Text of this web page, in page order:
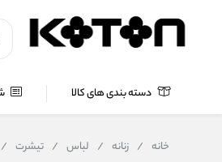
دسته بندی های کالا
خانه / زنانه / لباس / تیشرت /